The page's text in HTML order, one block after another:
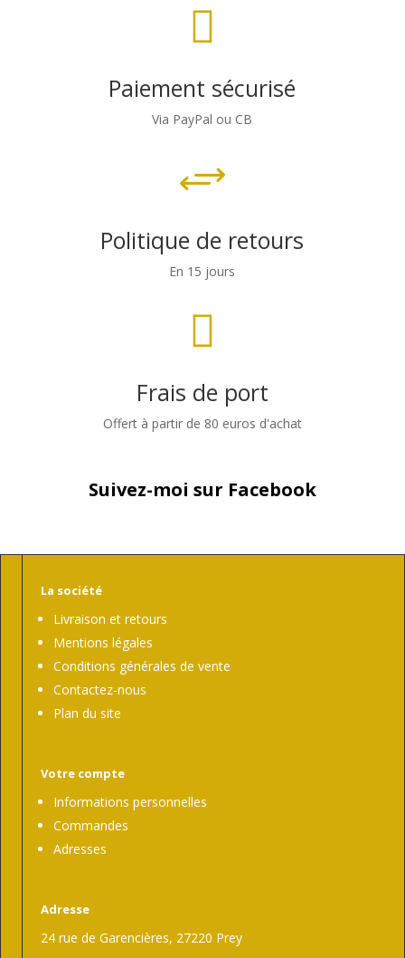

Paiement sécurisé
Via PayPal ou CB
+
Politique de retours
En 15 jours

Frais de port
Offert à partir de 80 euros d'achat
Suivez-moi sur Facebook
La société
Livraison et retours
Mentions légales
Conditions générales de vente
Contactez-nous
Plan du site
Votre compte
Informations personnelles
Commandes
Adresses
Adresse
24 rue de Garencières, 27220 Prey